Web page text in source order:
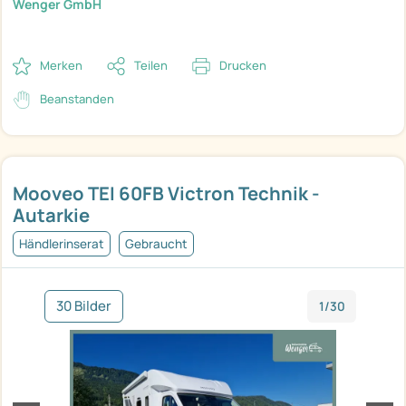
Mooveo TEI 60FB Victron Technik -
Autarkie
Händlerinserat Gebraucht
30 Bilder 1/30
Wenger GmbH
Merken Teilen Drucken
Beanstanden